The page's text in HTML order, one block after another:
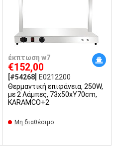
έκπτωση w7
€152,00
[#54268]
E0212200
Θερμαντική επιφάνεια, 250W,
με 2 Λάμπες, 73x50xΥ70cm,
KARAMCO+2
Μη διαθέσιμο